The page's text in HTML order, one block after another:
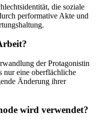
die soziale
performative Akte und
der Protagonistin
nur eine oberflächliche
Änderung ihrer
wird verwendet?